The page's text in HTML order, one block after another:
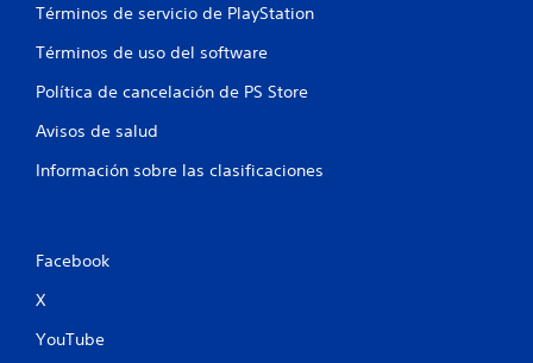
Términos de servicio de PlayStation
Términos de uso del software
Política de cancelación de PS Store
Avisos de salud
Información sobre las clasificaciones
Facebook
X
YouTube